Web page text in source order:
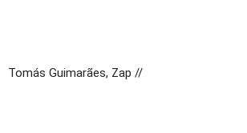
Tomás Guimarães, Zap //